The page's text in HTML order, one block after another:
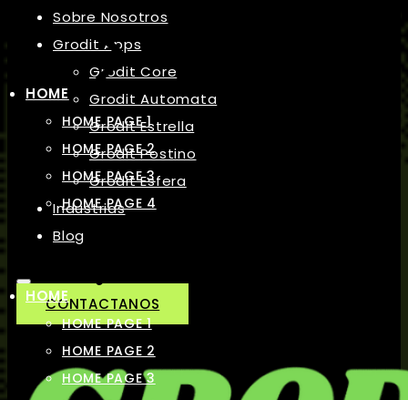
Sobre Nosotros
Grodit Apps
Grodit Core
Grodit Automata
Grodit Estrella
Grodit Postino
Grodit Esfera
Industrias
Blog
CONTACTANOS
HOME
HOME PAGE 1
HOME PAGE 2
HOME PAGE 3
HOME PAGE 4
HOME
HOME PAGE 1
HOME PAGE 2
HOME PAGE 3